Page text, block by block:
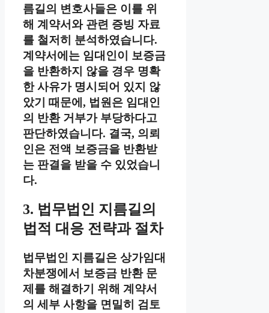
름길의 변호사들은 이를 위
해 계약서와 관련 증빙 자료
를 철저히 분석하였습니다.
계약서에는 임대인이 보증금
을 반환하지 않을 경우 명확
한 사유가 명시되어 있지 않
았기 때문에, 법원은 임대인
의 반환 거부가 부당하다고
판단하였습니다. 결국, 의뢰
인은 전액 보증금을 반환받
는 판결을 받을 수 있었습니
다.
3. 법무법인 지름길의
법적 대응 전략과 절차
법무법인 지름길은 상가임대
차분쟁에서 보증금 반환 문
제를 해결하기 위해 계약서
의 세부 사항을 면밀히 검토